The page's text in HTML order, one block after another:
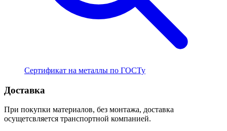
Сертификат на металлы по ГОСТу
Доставка
При покупки материалов, без монтажа, доставка
осущетсвляется транспортной компанией.